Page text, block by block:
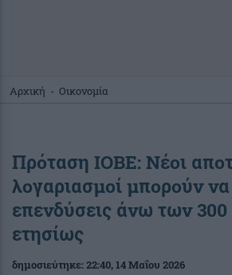
Αρχική - Οικονομία
Πρόταση ΙΟΒΕ: Νέοι
λογαριασμοί μπορούν
επενδύσεις άνω των
ετησίως
δημοσιεύτηκε:22:40, 14 Μαΐου 2026